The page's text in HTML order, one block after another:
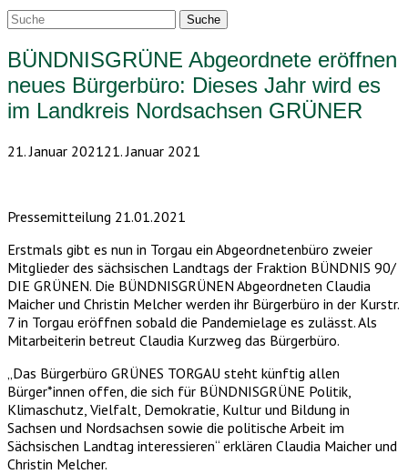
BÜNDNISGRÜNE Abgeordnete eröffnen
neues Bürgerbüro: Dieses Jahr wird es
im Landkreis Nordsachsen GRÜNER
21. Januar 202121. Januar 2021
Pressemitteilung 21.01.2021
Erstmals gibt es nun in Torgau ein Abgeordnetenbüro zweier
Mitglieder des sächsischen Landtags der Fraktion BÜNDNIS 90/
DIE GRÜNEN. Die BÜNDNISGRÜNEN Abgeordneten Claudia
Maicher und Christin Melcher werden ihr Bürgerbüro in der Kurstr.
7 in Torgau eröffnen sobald die Pandemielage es zulässt. Als
Mitarbeiterin betreut Claudia Kurzweg das Bürgerbüro.
„Das Bürgerbüro GRÜNES TORGAU steht künftig allen
Bürger*innen offen, die sich für BÜNDNISGRÜNE Politik,
Klimaschutz, Vielfalt, Demokratie, Kultur und Bildung in
Sachsen und Nordsachsen sowie die politische Arbeit im
Sächsischen Landtag interessieren“ erklären Claudia Maicher und
Christin Melcher.